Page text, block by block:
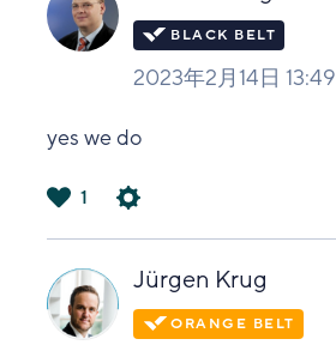
2023年2月14日 13:49
yes we do
い
1
Jürgen Krug